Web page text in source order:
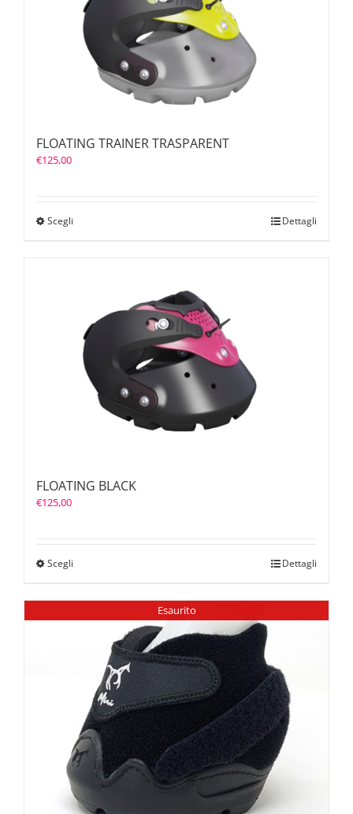
FLOATING TRAINER TRASPARENT
€125,00
Scegli Dettagli
FLOATING BLACK
€125,00
Scegli Dettagli
Esaurito